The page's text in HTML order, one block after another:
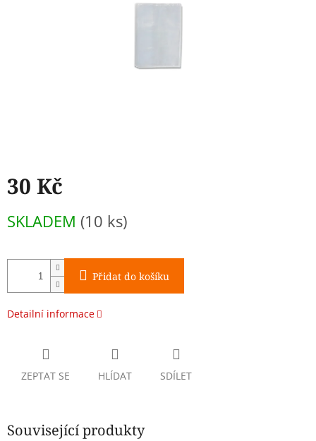
30 Kč
cena:
SKLADEM (10 ks)
Přidat do košíku
Detailní informace
ZEPTAT SE HLÍDAT SDÍLET
Související produkty